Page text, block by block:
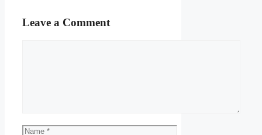
Leave a Comment
Name